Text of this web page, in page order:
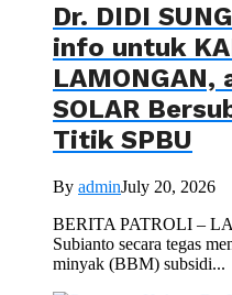
Dr. DIDI
info untuk
SOLAR
Titik SPBU
By adminJuly 20, 2026
BERITA PATROLI –
Subianto secara tegas
minyak (BBM) subsidi...